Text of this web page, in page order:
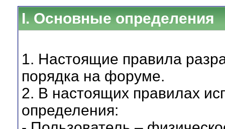
I. Основные определения
1. Настоящие правила
порядка на форуме.
2. В настоящих правилах
определения: